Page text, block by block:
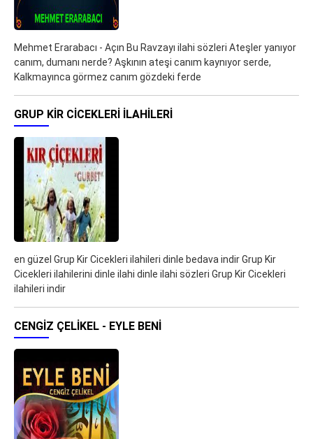
Mehmet Erarabacı - Açın Bu Ravzayı ilahi sözleri Ateşler yanıyor
canım, dumanı nerde? Aşkının ateşi canım kaynıyor serde,
Kalkmayınca görmez canım gözdeki ferde
GRUP KIR CICEKLERI ILAHILERI
en güzel Grup Kir Cicekleri ilahileri dinle bedava indir Grup Kir
Cicekleri ilahilerini dinle ilahi dinle ilahi sözleri Grup Kir Cicekleri
ilahileri indir
CENGIZ ÇELIKEL - EYLE BENI